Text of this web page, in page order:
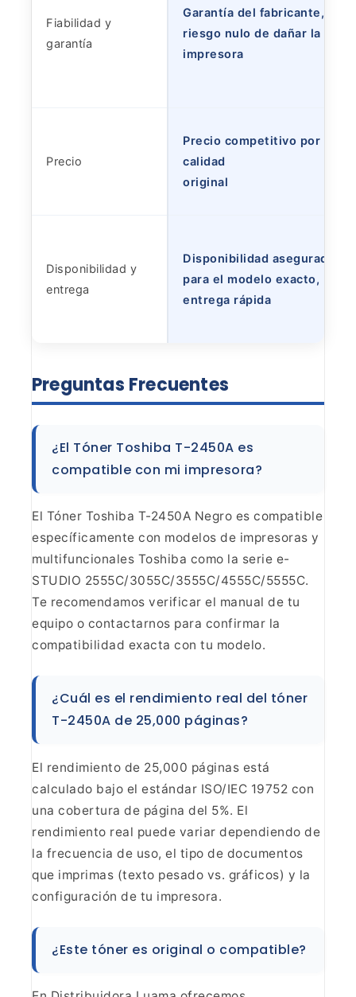
Fiabilidad y
garantía
Garantía del fabricante,
riesgo nulo de dañar la
impresora
Precio
Precio competitivo por
calidad
original
Disponibilidad y
entrega
Disponibilidad asegurada
para el modelo exacto,
entrega rápida
Preguntas Frecuentes
¿El Tóner Toshiba T-2450A es
compatible con mi impresora?
El Tóner Toshiba T-2450A Negro es compatible
específicamente con modelos de impresoras y
multifuncionales Toshiba como la serie e-
STUDIO 2555C/3055C/3555C/4555C/5555C.
Te recomendamos verificar el manual de tu
equipo o contactarnos para confirmar la
compatibilidad exacta con tu modelo.
¿Cuál es el rendimiento real del tóner
T-2450A de 25,000 páginas?
El rendimiento de 25,000 páginas está
calculado bajo el estándar ISO/IEC 19752 con
una cobertura de página del 5%. El
rendimiento real puede variar dependiendo de
la frecuencia de uso, el tipo de documentos
que imprimas (texto pesado vs. gráficos) y la
configuración de tu impresora.
¿Este tóner es original o compatible?